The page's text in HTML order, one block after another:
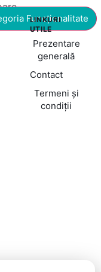
Funcționalitate
LINKURI
UTILE
Prezentare
generală
Contact
Termeni și
condiții